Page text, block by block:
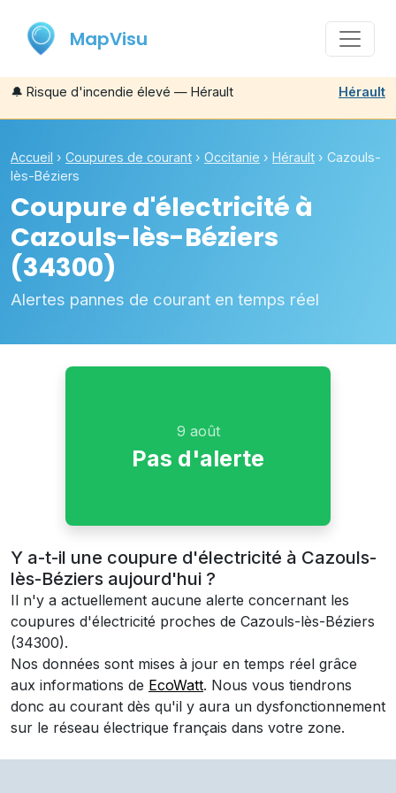
MapVisu
🔔 Risque d'incendie élevé — Hérault Hérault
Accueil › Coupures de courant › Occitanie › Hérault › Cazouls-
lès-Béziers
Coupure d'électricité à
Cazouls-lès-Béziers
(34300)
Alertes pannes de courant en temps réel
9 août
Pas d'alerte
Y a-t-il une coupure d'électricité à Cazouls-
lès-Béziers aujourd'hui ?
Il n'y a actuellement aucune alerte concernant les
coupures d'électricité proches de Cazouls-lès-Béziers
(34300).
Nos données sont mises à jour en temps réel grâce
aux informations de EcoWatt. Nous vous tiendrons
donc au courant dès qu'il y aura un dysfonctionnement
sur le réseau électrique français dans votre zone.